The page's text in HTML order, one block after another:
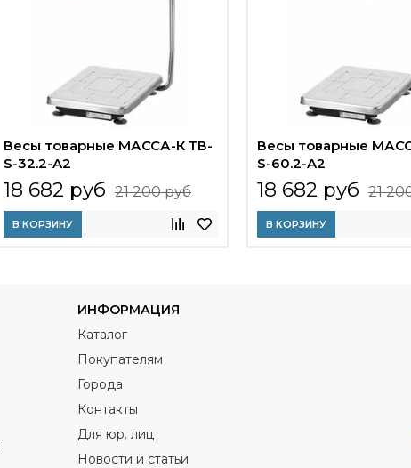
Весы товарные МАССА-К ТВ-
S-32.2-A2
18 682 руб 21 200 руб
В КОРЗИНУ
Весы товарные
S-60.2-A2
18 682 руб 21
В КОРЗИНУ
ИНФОРМАЦИЯ
Каталог
Покупателям
Города
Контакты
Для юр. лиц
Новости и статьи